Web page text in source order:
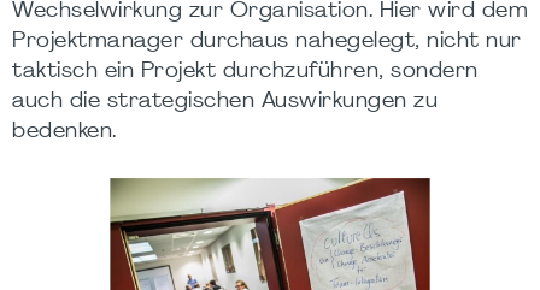
Wechselwirkung zur Organisation. Hier wird dem
Projektmanager durchaus nahegelegt, nicht nur
taktisch ein Projekt durchzuführen, sondern
auch die strategischen Auswirkungen zu
bedenken.